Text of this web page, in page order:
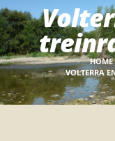
HOME
VOLTERRA